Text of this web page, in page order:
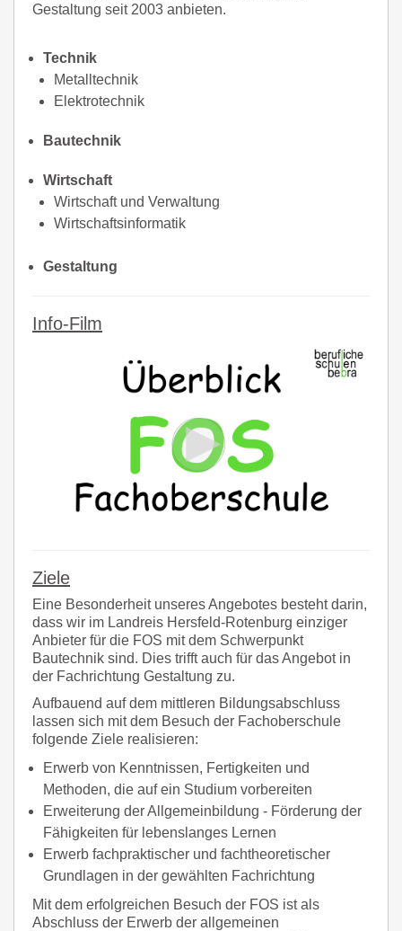
Gestaltung seit 2003 anbieten.
Technik
Metalltechnik
Elektrotechnik
Bautechnik
Wirtschaft
Wirtschaft und Verwaltung
Wirtschaftsinformatik
Gestaltung
Info-Film
Ziele
Eine Besonderheit unseres Angebotes besteht darin,
dass wir im Landreis Hersfeld-Rotenburg einziger
Anbieter für die FOS mit dem Schwerpunkt
Bautechnik sind. Dies trifft auch für das Angebot in
der Fachrichtung Gestaltung zu.
Aufbauend auf dem mittleren Bildungsabschluss
lassen sich mit dem Besuch der Fachoberschule
folgende Ziele realisieren:
Erwerb von Kenntnissen, Fertigkeiten und
Methoden, die auf ein Studium vorbereiten
Erweiterung der Allgemeinbildung - Förderung der
Fähigkeiten für lebenslanges Lernen
Erwerb fachpraktischer und fachtheoretischer
Grundlagen in der gewählten Fachrichtung
Mit dem erfolgreichen Besuch der FOS ist als
Abschluss der Erwerb der allgemeinen